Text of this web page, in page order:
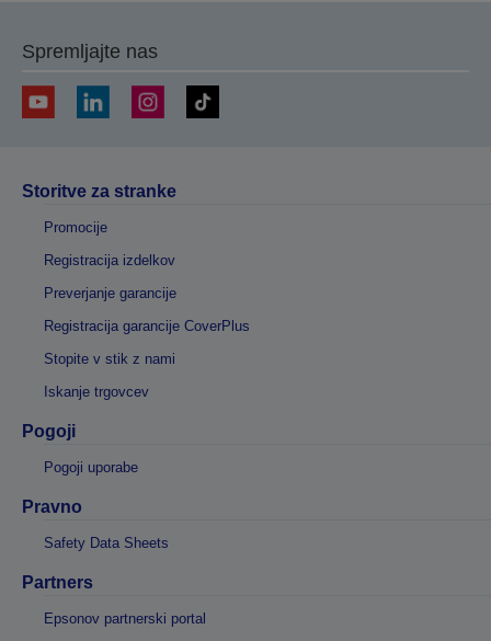
Spremljajte nas
Storitve za stranke
Promocije
Registracija izdelkov
Preverjanje garancije
Registracija garancije CoverPlus
Stopite v stik z nami
Iskanje trgovcev
Pogoji
Pogoji uporabe
Pravno
Safety Data Sheets
Partners
Epsonov partnerski portal